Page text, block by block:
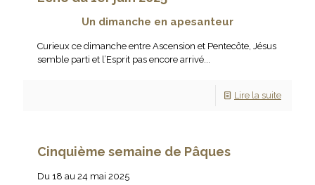
Un dimanche en apesanteur
Curieux ce dimanche entre Ascension et Pentecôte, Jésus
semble parti et l’Esprit pas encore arrivé...
Lire la suite
Cinquième semaine de Pâques
Du 18 au 24 mai 2025